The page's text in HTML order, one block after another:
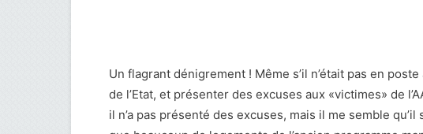
Un flagrant dénigrement ! Même s’il n’était pas en poste
de l’Etat, et présenter des excuses aux «victimes» de
il n’a pas présenté des excuses, mais il me semble qu’il